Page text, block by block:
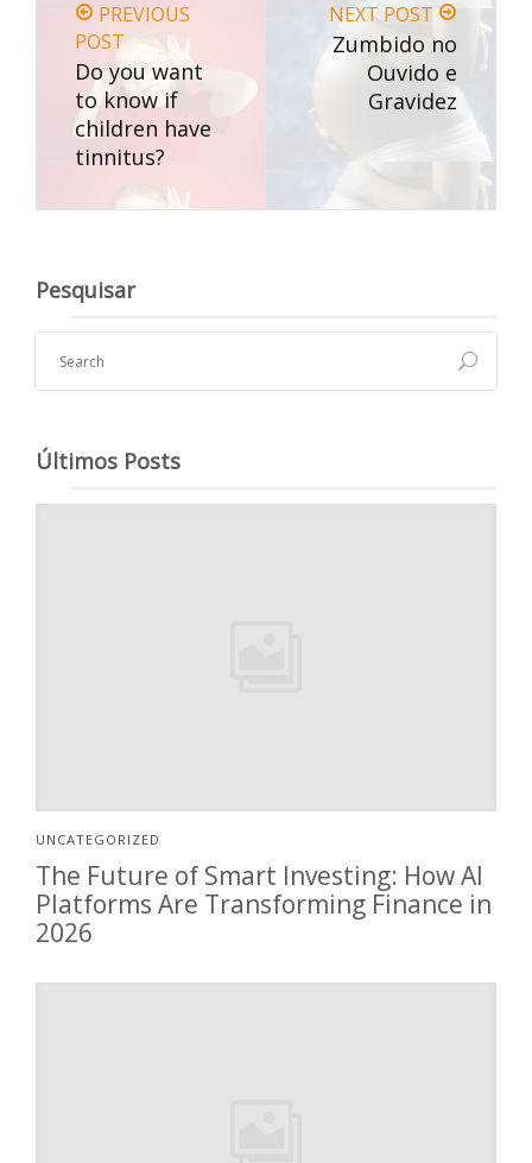
PREVIOUS
POST
Do you want
to know if
children have
tinnitus?
NEXT POST
Zumbido no
Ouvido e
Gravidez
Pesquisar
Últimos Posts
UNCATEGORIZED
The Future of Smart Investing: How AI
Platforms Are Transforming Finance in
2026